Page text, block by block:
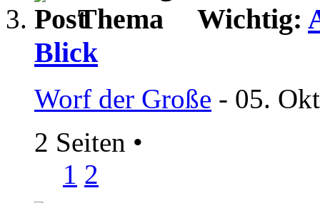
Wichtig:
Blick
Worf der Große - 05.
2 Seiten •
1 2